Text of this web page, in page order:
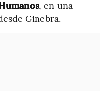
, en una
Ginebra.